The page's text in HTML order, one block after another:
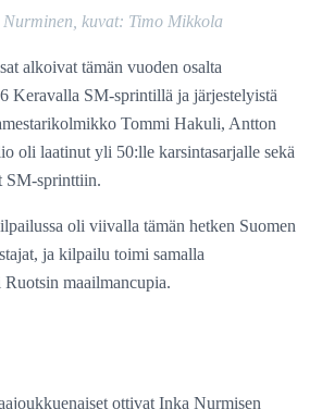
kuvat: Timo Mikkola
alkoivat tämän vuoden osalta
Keravalla SM-sprintillä ja järjestelyistä
Tommi Hakuli, Antton
oli laatinut yli 50:lle karsintasarjalle sekä
SM-sprinttiin.
oli viivalla tämän hetken Suomen
ja kilpailu toimi samalla
maailmancupia.
ottivat Inka Nurmisen